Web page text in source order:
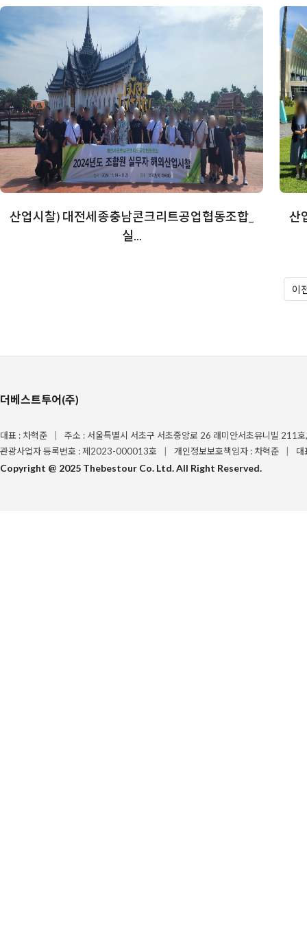
산업시찰) 대전세종충남콘크리트공업협동조합_
실...
산
이
더베스트투어(주)
대표 : 차혁준
주소 : 서울특별시 서초구 서초중앙로 26 래미안서초유니빌 211
관광사업자 등록번호 : 제2023-000013호
개인정보보호책임자 : 차혁준 대
Copyright @ 2025 Thebestour Co. Ltd. All Right Reserved.